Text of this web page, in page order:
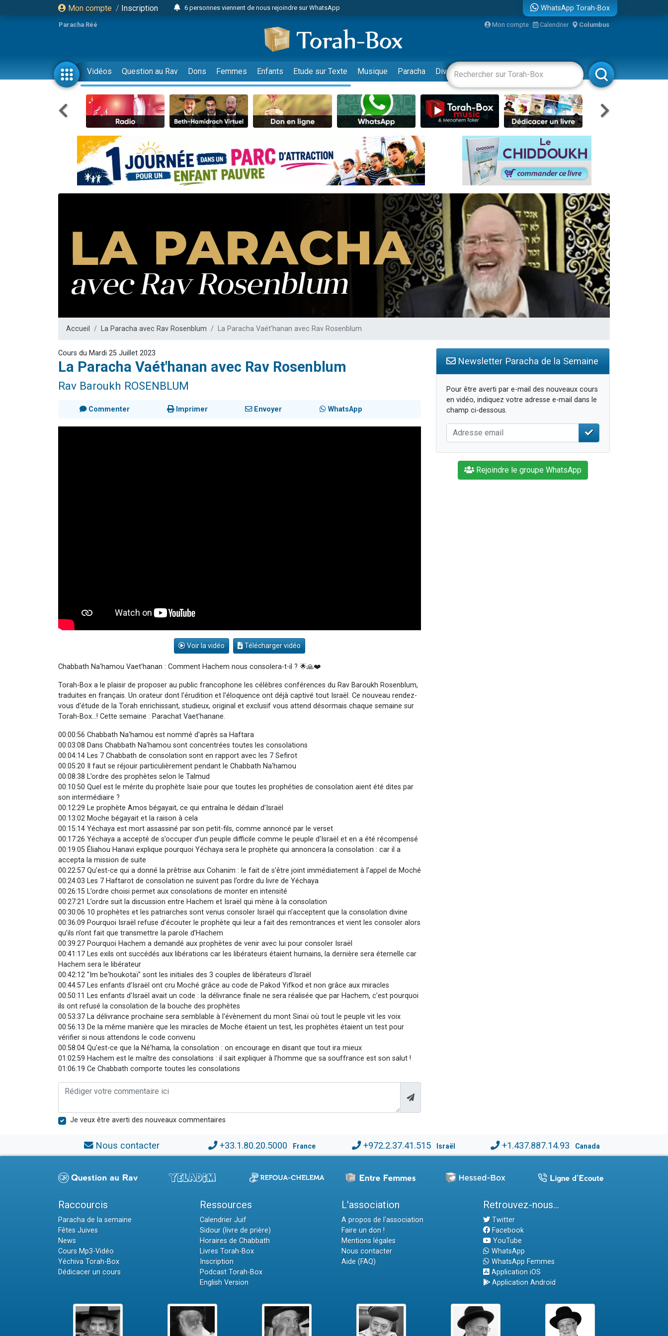
Mon compte / Inscription
6 personnes viennent de nous rejoindre sur WhatsApp
2 personnes viennent de faire un don pour 1 Journée de Vacances Pour les Enfants
17 personnes viennent de demander une bénédiction
4 personnes viennent de nous rejoindre sur WhatsApp
Il reste 49 places pour étudier en groupe sur Zoom
23 personnes viennent de faire un don pour Diane, 80 ans, dans un appartement insalubre
Eva vient de donner son Maasser
4 personnes viennent de nous rejoindre sur WhatsApp
3 personnes viennent de faire un don pour 5 jours de vacances aux Orphelins
Odaya vient de donner son Maasser
13 personnes viennent de demander une bénédiction
30 personnes viennent de faire un don pour Sauvez la jambe de Yohan
Il reste 49 places pour étudier en groupe sur Zoom
12 nouvelles musiques dans Torah-Box Music
3 personnes viennent de nous rejoindre sur WhatsApp
2 personnes viennent de nous rejoindre sur WhatsApp
2 personnes viennent de nous rejoindre sur WhatsApp
WhatsApp Torah-Box
Paracha Réé Mon compte Calendrier Columbus
Vidéos Question au Rav Dons Femmes Enfants Etude sur Texte Musique Paracha Divertissements Livres Rabbanim
Accueil La Paracha avec Rav Rosenblum La Paracha Vaét'hanan avec Rav Rosenblum
Cours du Mardi 25 Juillet 2023
La Paracha Vaét'hanan avec Rav Rosenblum
Rav Baroukh ROSENBLUM
Commenter Imprimer Envoyer WhatsApp
Voir la vidéo Télécharger vidéo
Chabbath Na'hamou Vaet'hanan : Comment Hachem nous consolera-t-il ? 🌟🙏❤️
Torah-Box a le plaisir de proposer au public francophone les célèbres conférences du Rav Baroukh Rosenblum,
traduites en français. Un orateur dont l'érudition et l'éloquence ont déjà captivé tout Israël. Ce nouveau rendez-
vous d'étude de la Torah enrichissant, studieux, original et exclusif vous attend désormais chaque semaine sur
Torah-Box...! Cette semaine : Parachat Vaet'hanane.
00:00:56 Chabbath Na'hamou est nommé d'après sa Haftara
00:03:08 Dans Chabbath Na'hamou sont concentrées toutes les consolations
00:04:14 Les 7 Chabbath de consolation sont en rapport avec les 7 Sefirot
00:05:20 Il faut se réjouir particulièrement pendant le Chabbath Na'hamou
00:08:38 L’ordre des prophètes selon le Talmud
00:10:50 Quel est le mérite du prophète Isaïe pour que toutes les prophéties de consolation aient été dites par
son intermédiaire ?
00:12:29 Le prophète Amos bégayait, ce qui entraîna le dédain d’Israël
00:13:02 Moche bégayait et la raison à cela
00:15:14 Yéchaya est mort assassiné par son petit-fils, comme annoncé par le verset
00:17:26 Yéchaya a accepté de s’occuper d’un peuple difficile comme le peuple d'Israël et en a été récompensé
00:19:05 Éliahou Hanavi explique pourquoi Yéchaya sera le prophète qui annoncera la consolation : car il a
accepta la mission de suite
00:22:57 Qu’est-ce qui a donné la prêtrise aux Cohanim : le fait de s'être joint immédiatement à l’appel de Moché
00:24:03 Les 7 Haftarot de consolation ne suivent pas l’ordre du livre de Yéchaya
00:26:15 L’ordre choisi permet aux consolations de monter en intensité
00:27:21 L’ordre suit la discussion entre Hachem et Israël qui mène à la consolation
00:30:06 10 prophètes et les patriarches sont venus consoler Israël qui n’acceptent que la consolation divine
00:36:09 Pourquoi Israël refuse d’écouter le prophète qui leur a fait des remontrances et vient les consoler alors
qu’ils n’ont fait que transmettre la parole d’Hachem
00:39:27 Pourquoi Hachem a demandé aux prophètes de venir avec lui pour consoler Israël
00:41:17 Les exils ont succédés aux libérations car les libérateurs étaient humains, la dernière sera éternelle car
Hachem sera le libérateur
00:42:12 "Im be'houkotaï" sont les initiales des 3 couples de libérateurs d'Israël
00:44:57 Les enfants d’Israël ont cru Moché grâce au code de Pakod Yifkod et non grâce aux miracles
00:50:11 Les enfants d'Israël avait un code : la délivrance finale ne sera réalisée que par Hachem, c’est pourquoi
ils ont refusé la consolation de la bouche des prophètes
00:53:37 La délivrance prochaine sera semblable à l'évènement du mont Sinaï où tout le peuple vit les voix
00:56:13 De la même manière que les miracles de Moche étaient un test, les prophètes étaient un test pour
vérifier si nous attendons le code convenu
00:58:04 Qu’est-ce que la Né'hama, la consolation : on encourage en disant que tout ira mieux
01:02:59 Hachem est le maître des consolations : il sait expliquer à l’homme que sa souffrance est son salut !
01:06:19 Ce Chabbath comporte toutes les consolations
Je veux être averti des nouveaux commentaires
Newsletter Paracha de la Semaine
Pour être averti par e-mail des nouveaux cours
en vidéo, indiquez votre adresse e-mail dans le
champ ci-dessous.
Rejoindre le groupe WhatsApp
Nous contacter +33.1.80.20.5000 France +972.2.37.41.515 Israël +1.437.887.14.93 Canada
Raccourcis
Paracha de la semaine
Fêtes Juives
News
Cours Mp3-Vidéo
Yéchiva Torah-Box
Dédicacer un cours
Ressources
Calendrier Juif
Sidour (livre de prière)
Horaires de Chabbath
Livres Torah-Box
Inscription
Podcast Torah-Box
English Version
L'association
A propos de l'association
Faire un don !
Mentions légales
Nous contacter
Aide (FAQ)
Retrouvez-nous...
Twitter
Facebook
YouTube
WhatsApp
WhatsApp Femmes
Application iOS
Application Android